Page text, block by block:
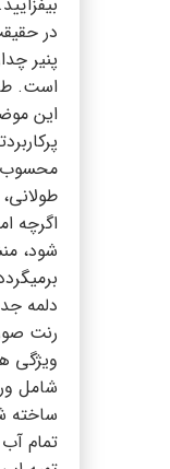
در
پنیر
است.
این
محسوب
اگرچه
شود،
دلمه
رنت
ویژگی
شامل
ساخته
تمام